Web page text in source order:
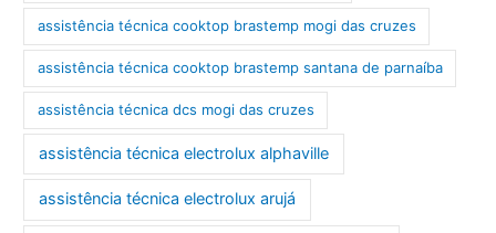
assistência técnica cooktop brastemp mogi das cruzes
assistência técnica cooktop brastemp santana de parnaíba
assistência técnica dcs mogi das cruzes
assistência técnica electrolux alphaville
assistência técnica electrolux arujá